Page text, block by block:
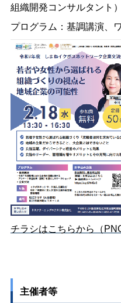
組織開発コンサルタント）
プログラム：基調講演、
チラシはこちらから（
主催者等